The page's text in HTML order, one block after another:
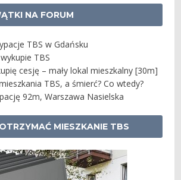
NA FORUM
TBS w Gdańsku
TBS
cesję – mały lokal mieszkalny [30m]
TBS, a śmierć? Co wtedy?
92m, Warszawa Nasielska
MIESZKANIE TBS